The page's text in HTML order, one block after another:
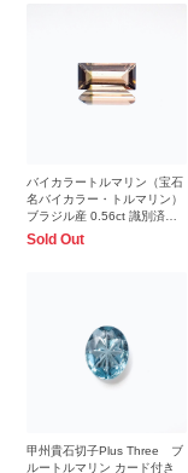
バイカラートルマリン（宝石
名バイカラー・トルマリン）
ブラジル産 0.56ct 識別済
7.3×3.3mm前後
Sold Out
甲州貴石切子Plus Three ブ
ルートルマリン カード付き